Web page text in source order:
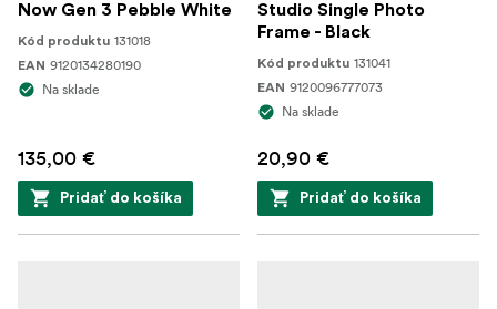
Now Gen 3 Pebble White
Kód produktu 131018
EAN 9120134280190
Na sklade
135,00 €
Pridať do košíka
Studio Single Photo
Frame - Black
Kód produktu 131041
EAN 9120096777073
Na sklade
20,90 €
Pridať do košíka